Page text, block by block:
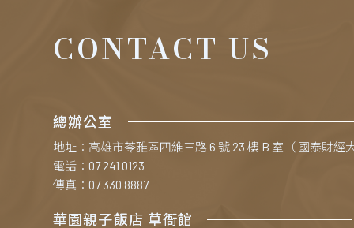
CONTACT US
總辦公室
地址：高雄市苓雅區四維三路 6 號 23 樓 B 室（ 國泰財經
電話：07 241 0123
傳真：07 330 8887
華園親子飯店 草衙館